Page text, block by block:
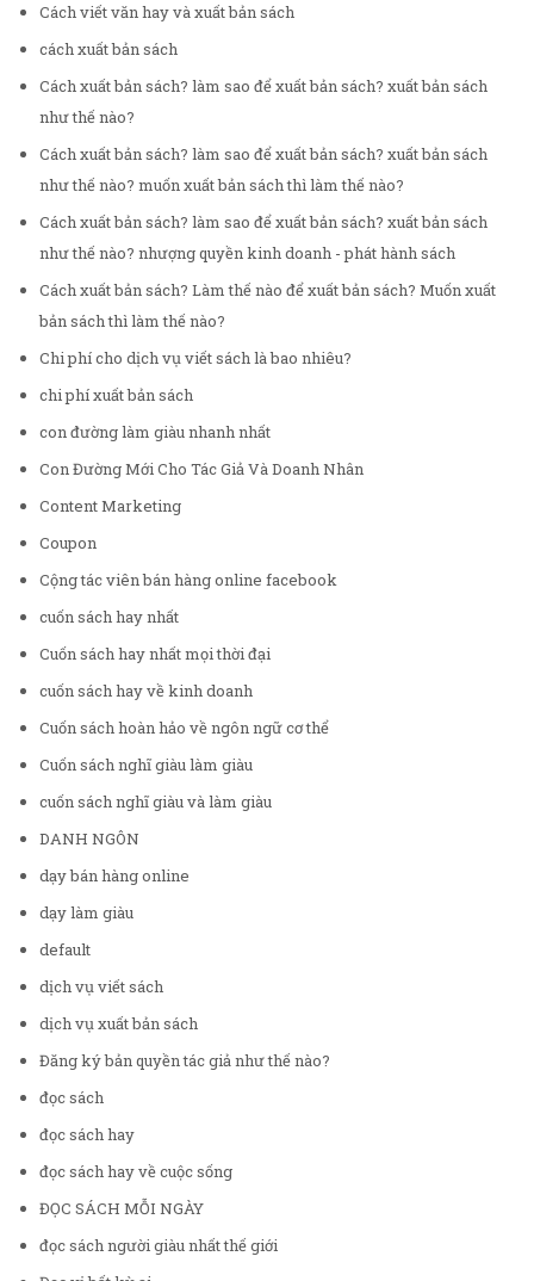
Cách viết văn hay và xuất bản sách
cách xuất bản sách
Cách xuất bản sách? làm sao để xuất bản sách? xuất bản sách
như thế nào?
Cách xuất bản sách? làm sao để xuất bản sách? xuất bản sách
như thế nào? muốn xuất bản sách thì làm thế nào?
Cách xuất bản sách? làm sao để xuất bản sách? xuất bản sách
như thế nào? nhượng quyền kinh doanh - phát hành sách
Cách xuất bản sách? Làm thế nào để xuất bản sách? Muốn xuất
bản sách thì làm thế nào?
Chi phí cho dịch vụ viết sách là bao nhiêu?
chi phí xuất bản sách
con đường làm giàu nhanh nhất
Con Đường Mới Cho Tác Giả Và Doanh Nhân
Content Marketing
Coupon
Cộng tác viên bán hàng online facebook
cuốn sách hay nhất
Cuốn sách hay nhất mọi thời đại
cuốn sách hay về kinh doanh
Cuốn sách hoàn hảo về ngôn ngữ cơ thể
Cuốn sách nghĩ giàu làm giàu
cuốn sách nghĩ giàu và làm giàu
DANH NGÔN
dạy bán hàng online
dạy làm giàu
default
dịch vụ viết sách
dịch vụ xuất bản sách
Đăng ký bản quyền tác giả như thế nào?
đọc sách
đọc sách hay
đọc sách hay về cuộc sống
ĐỌC SÁCH MỖI NGÀY
đọc sách người giàu nhất thế giới